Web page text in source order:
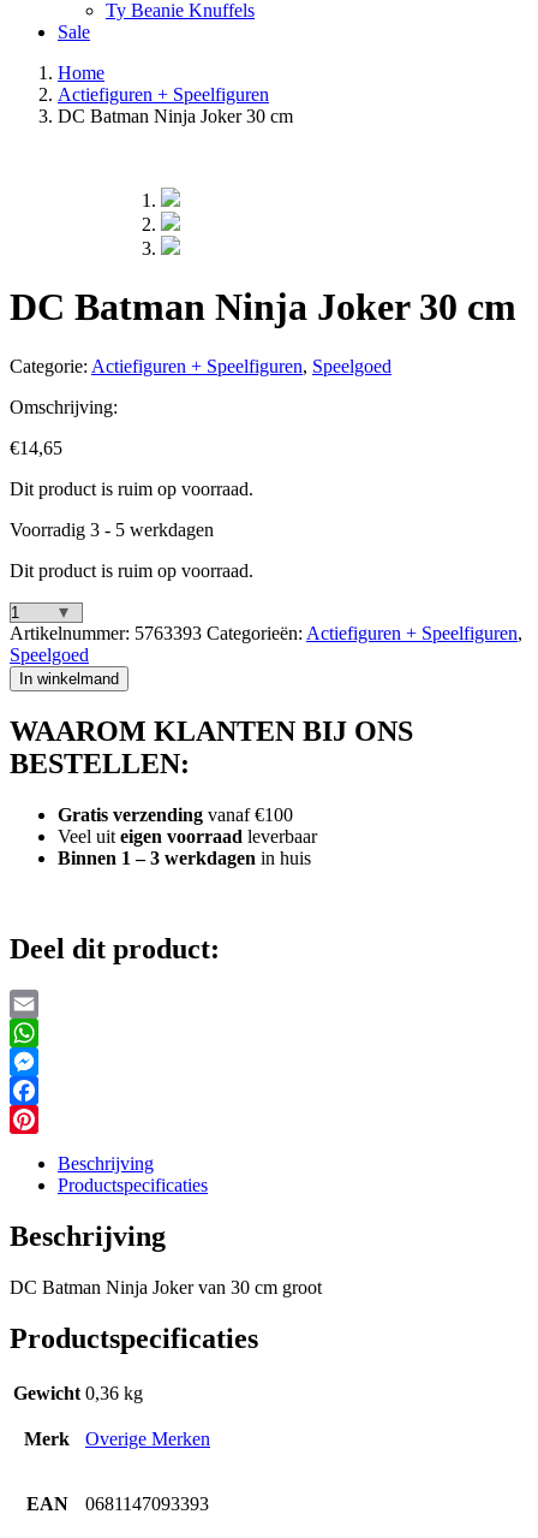
Ty Beanie Knuffels
Sale
Home
Actiefiguren + Speelfiguren
DC Batman Ninja Joker 30 cm
DC Batman Ninja Joker 30 cm
Categorie: Actiefiguren + Speelfiguren, Speelgoed
Omschrijving:
€14,65
Dit product is ruim op voorraad.
Voorradig 3 - 5 werkdagen
Dit product is ruim op voorraad.
DC
Batman
Ninja
Joker
cm
aantal
Artikelnummer: 5763393 Categorieën: Actiefiguren + Speelfiguren,
Speelgoed
In winkelmand
WAAROM KLANTEN BIJ ONS
BESTELLEN:
Gratis verzending vanaf €100
Veel uit eigen voorraad leverbaar
Binnen 1 – 3 werkdagen in huis
Deel dit product:
Email
WhatsApp
Messenger
Facebook
Beschrijving
Productspecificaties
Beschrijving
DC Batman Ninja Joker van 30 cm groot
Productspecificaties
Gewicht 0,36 kg
Merk Overige Merken
EAN 0681147093393